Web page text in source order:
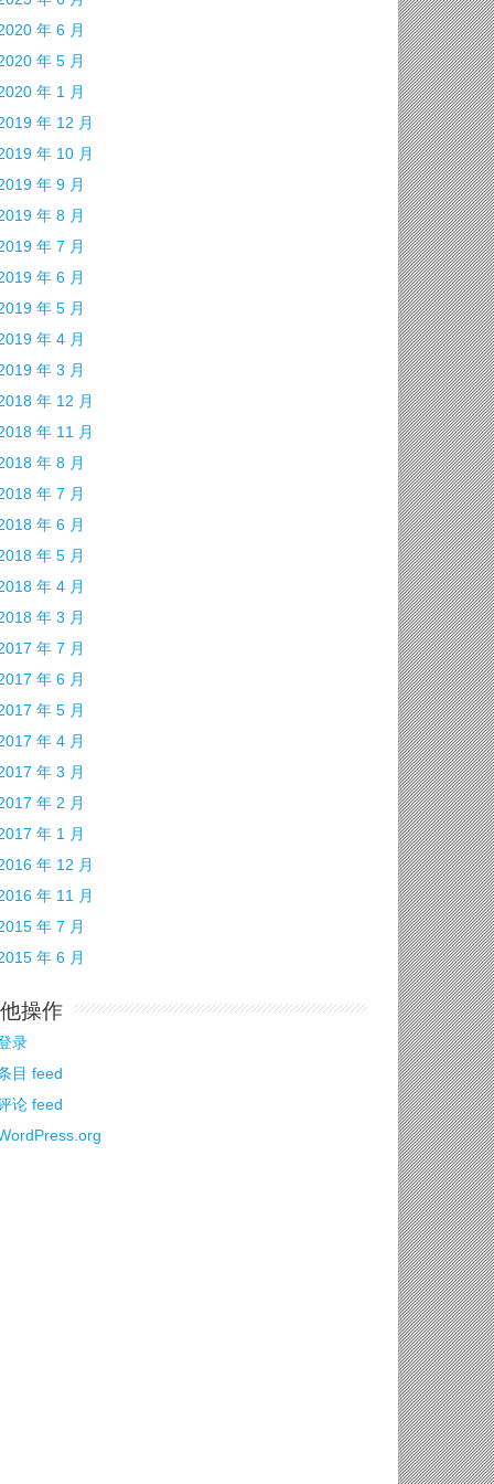
年 6 月
年 5 月
年 1 月
年 12 月
年 10 月
年 9 月
年 8 月
年 7 月
年 6 月
年 5 月
年 4 月
年 3 月
年 12 月
年 11 月
年 8 月
年 7 月
年 6 月
年 5 月
年 4 月
年 3 月
年 7 月
年 6 月
年 5 月
年 4 月
年 3 月
年 2 月
年 1 月
年 12 月
年 11 月
年 7 月
年 6 月
操作
录
目 feed
论 feed